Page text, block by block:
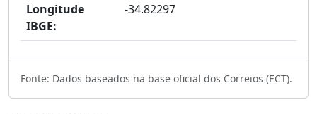
Longitude
IBGE:
-34.82297
Fonte: Dados baseados na base oficial dos Correios (ECT).